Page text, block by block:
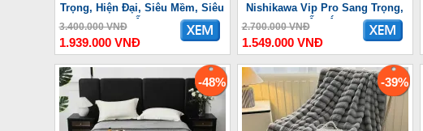
Trọng, Hiện Đại, Siêu Mềm, Siêu
Ấm
3.400.000 VNĐ
1.939.000 VNĐ
Nishikawa Vip Pro Sang Trọng,
Ấm Áp
2.700.000 VNĐ
1.549.000 VNĐ
-48% -39%